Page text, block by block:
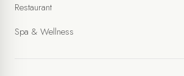
Restaurant
Spa & Wellness